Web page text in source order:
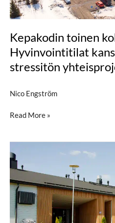
Kepakodin toinen
Hyvinvointitilat
stressitön
Nico Engström
kanssa:
joustava
ja
stressitön
yhteisprojekti
Read More »
yksilöllistä
palveluasumista
MONA-
asumisen
periaatteiden
mukaisesti